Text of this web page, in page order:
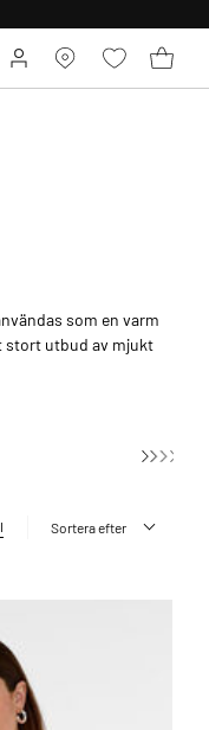
som en varm
stort utbud av mjukt
Sortera efter